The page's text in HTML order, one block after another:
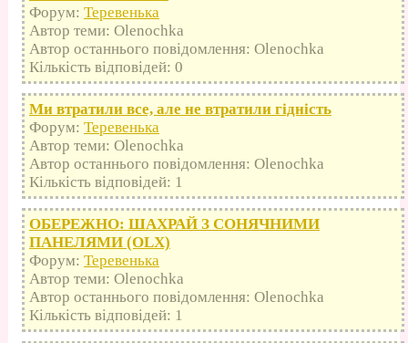
Форум: Теревенька
Автор теми: Olenochka
Автор останнього повідомлення: Olenochka
Кількість відповідей: 0
Ми втратили все, але не втратили гідність
Форум: Теревенька
Автор теми: Olenochka
Автор останнього повідомлення: Olenochka
Кількість відповідей: 1
ОБЕРЕЖНО: ШАХРАЙ З СОНЯЧНИМИ
ПАНЕЛЯМИ (OLX)
Форум: Теревенька
Автор теми: Olenochka
Автор останнього повідомлення: Olenochka
Кількість відповідей: 1